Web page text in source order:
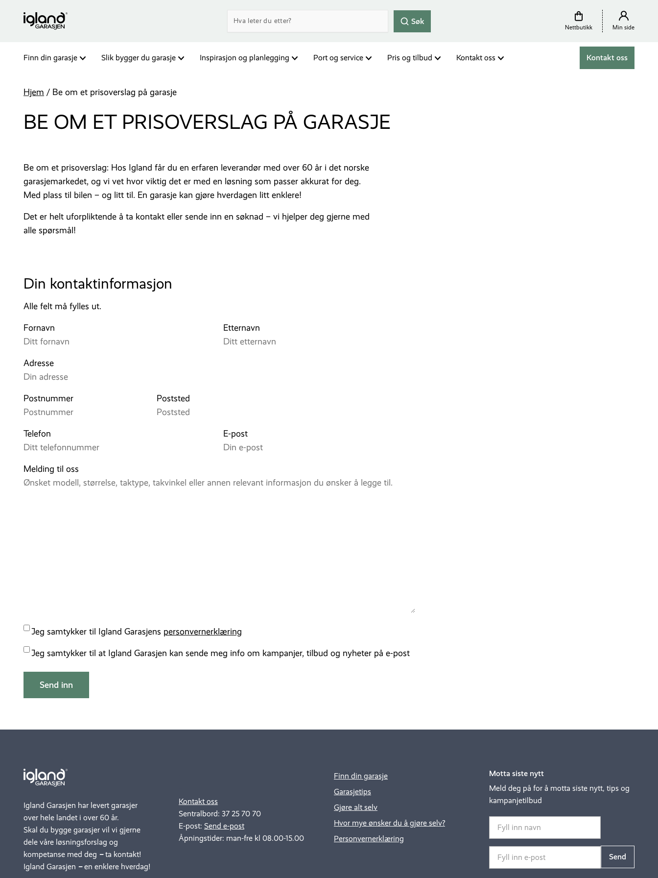
Søk
Nettbutikk Min side
Finn din garasje Slik bygger du garasje Inspirasjon og planlegging Port og service Pris og tilbud Kontakt oss Kontakt oss
Hjem / Be om et prisoverslag på garasje
BE OM ET PRISOVERSLAG PÅ GARASJE
Be om et prisoverslag: Hos Igland får du en erfaren leverandør med over 60 år i det norske
garasjemarkedet, og vi vet hvor viktig det er med en løsning som passer akkurat for deg.
Med plass til bilen – og litt til. En garasje kan gjøre hverdagen litt enklere!
Det er helt uforpliktende å ta kontakt eller sende inn en søknad – vi hjelper deg gjerne med
alle spørsmål!
Din kontaktinformasjon
Alle felt må fylles ut.
Fornavn
Etternavn
Adresse
Postnummer Poststed
Telefon E-post
Melding til oss
Personvernserklærring
Jeg samtykker til Igland Garasjens personvernerklæring
Kampanjer
Jeg samtykker til at Igland Garasjen kan sende meg info om kampanjer, tilbud og nyheter på e-post
Igland Garasjen har levert garasjer
over hele landet i over 60 år.
Skal du bygge garasjer vil vi gjerne
dele våre løsningsforslag og
kompetanse med deg –ta kontakt!
Igland Garasjen –en enklere hverdag!
Kontakt oss
Sentralbord: 37 25 70 70
E-post: Send e-post
Åpningstider: man-fre kl 08.00-15.00
Finn din garasje
Garasjetips
Gjøre alt selv
Hvor mye ønsker du å gjøre selv?
Personvernerklæring
Motta siste nytt
Meld deg på for å motta siste nytt, tips og
kampanjetilbud